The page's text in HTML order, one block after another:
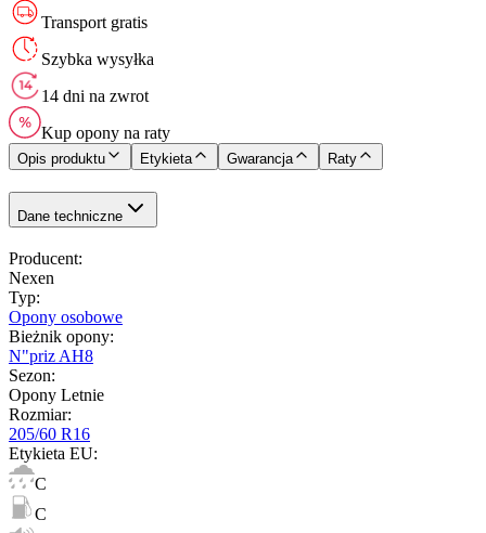
Transport gratis
Szybka wysyłka
14 dni na zwrot
Kup opony na raty
Opis produktu Etykieta Gwarancja Raty
Dane techniczne
Producent:
Nexen
Typ:
Opony osobowe
Bieżnik opony:
N"priz AH8
Sezon:
Opony Letnie
Rozmiar:
205/60 R16
Etykieta EU:
C
C